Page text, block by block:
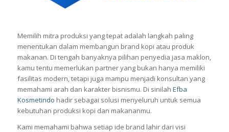
Memilih mitra produksi yang tepat adalah langkah paling
menentukan dalam membangun brand kopi atau produk
makanan. Di tengah banyaknya pilihan penyedia jasa maklon,
kamu tentu memerlukan partner yang bukan hanya memiliki
fasilitas modern, tetapi juga mampu menjadi konsultan yang
memahami arah dan karakter bisnismu. Di sinilah Efba
Kosmetindo hadir sebagai solusi menyeluruh untuk semua
kebutuhan produksi kopi dan makananmu.
Kami memahami bahwa setiap ide brand lahir dari visi